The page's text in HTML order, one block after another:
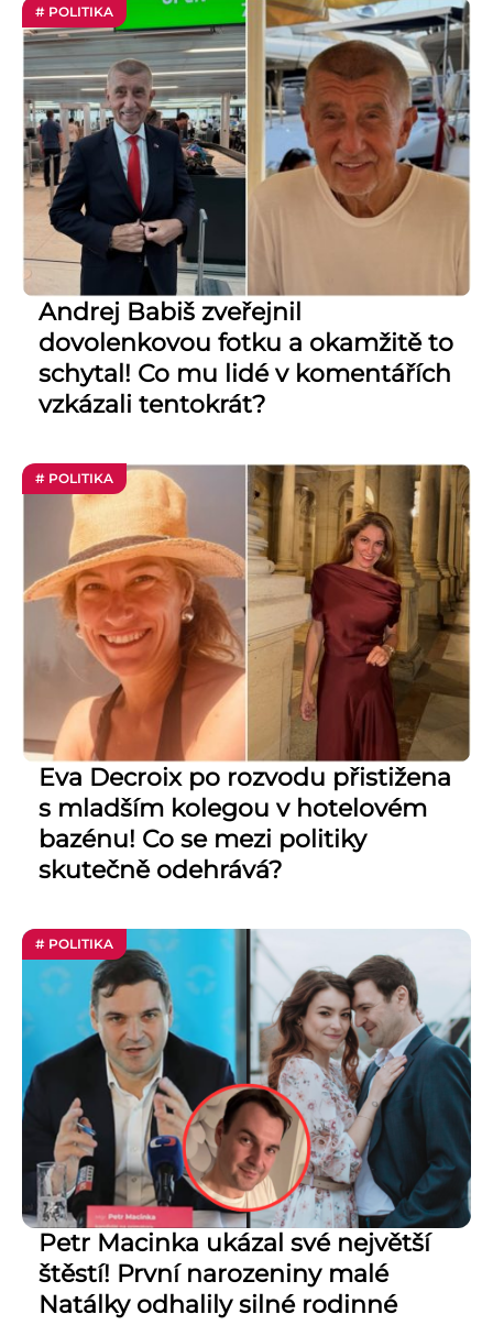
# POLITIKA
Andrej Babiš zveřejnil
dovolenkovou fotku a okamžitě to
schytal! Co mu lidé v komentářích
vzkázali tentokrát?
# POLITIKA
Eva Decroix po rozvodu přistižena
s mladším kolegou v hotelovém
bazénu! Co se mezi politiky
skutečně odehrává?
# POLITIKA
Petr Macinka ukázal své největší
štěstí! První narozeniny malé
Natálky odhalily silné rodinné